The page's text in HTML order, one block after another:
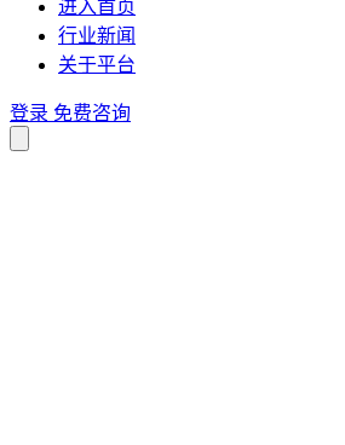
进入首页
行业新闻
关于平台
登录 免费咨询